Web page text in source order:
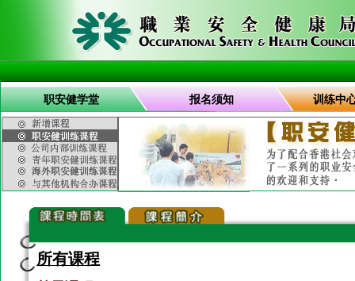
职安健学堂 报名须知 训练中
所有课程